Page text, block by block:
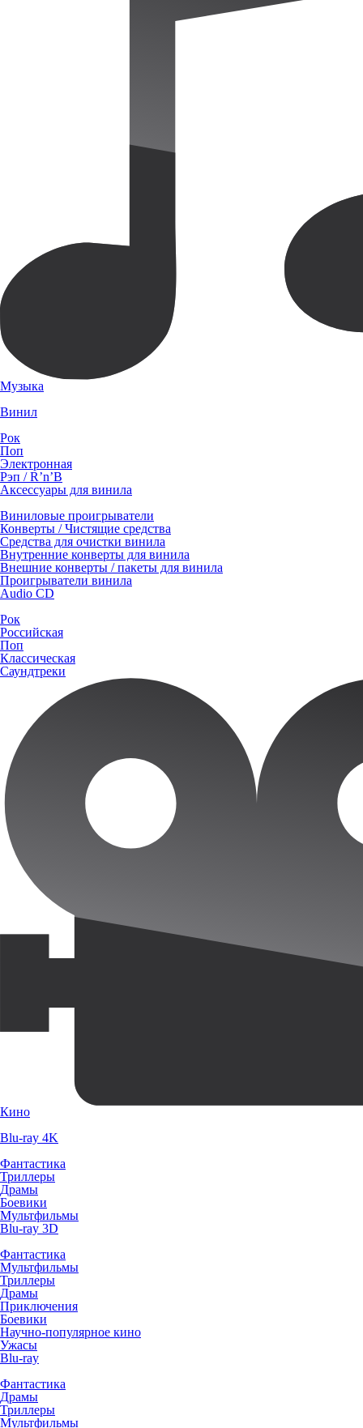
Музыка
Винил
Рок
Поп
Электронная
Рэп / R’n’B
Аксессуары для винила
Виниловые проигрыватели
Конверты / Чистящие средства
Средства для очистки винила
Внутренние конверты для винила
Внешние конверты / пакеты для винила
Проигрыватели винила
Audio CD
Рок
Российская
Поп
Классическая
Саундтреки
Кино
Blu-ray 4K
Фантастика
Триллеры
Драмы
Боевики
Мультфильмы
Blu-ray 3D
Фантастика
Мультфильмы
Триллеры
Драмы
Приключения
Боевики
Научно-популярное кино
Ужасы
Blu-ray
Фантастика
Драмы
Триллеры
Мультфильмы